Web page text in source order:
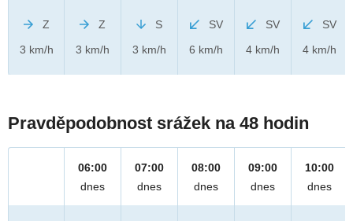
Z
3 km/h
Z
3 km/h
S
3 km/h
SV
6 km/h
SV
4 km/h
SV
4 km/h
Pravděpodobnost srážek na 48 hodin
06:00
dnes
07:00
dnes
08:00
dnes
09:00
dnes
10:00
dnes